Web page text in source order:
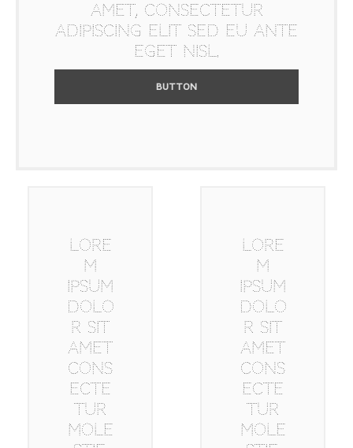
amet, consectetur
adipiscing elit sed eu ante
eget nisl.
BUTTON
Lore
m
ipsum
dolo
r sit
amet
cons
ecte
tur
mole
Lore
m
ipsum
dolo
r sit
amet
cons
ecte
tur
mole